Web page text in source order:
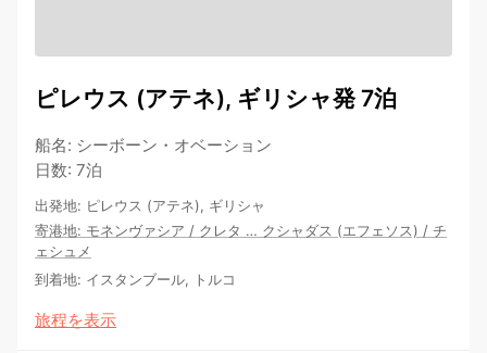
ピレウス (アテネ), ギリシャ発 7泊
船名: シーボーン・オベーション
日数: 7泊
出発地: ピレウス (アテネ), ギリシャ
寄港地: モネンヴァシア / クレタ … クシャダス (エフェソス) / チ
ェシュメ
到着地: イスタンブール, トルコ
旅程を表示